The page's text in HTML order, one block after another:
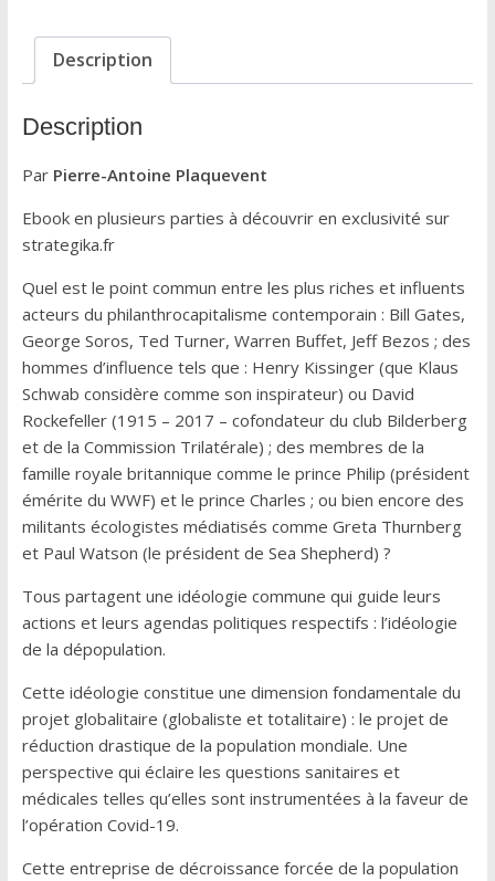
globalistes
Description
Description
Par Pierre-Antoine Plaquevent
Ebook en plusieurs parties à découvrir en exclusivité sur
strategika.fr
Quel est le point commun entre les plus riches et influents
acteurs du philanthrocapitalisme contemporain : Bill Gates,
George Soros, Ted Turner, Warren Buffet, Jeff Bezos ; des
hommes d’influence tels que : Henry Kissinger (que Klaus
Schwab considère comme son inspirateur) ou David
Rockefeller (1915 – 2017 – cofondateur du club Bilderberg
et de la Commission Trilatérale) ; des membres de la
famille royale britannique comme le prince Philip (président
émérite du WWF) et le prince Charles ; ou bien encore des
militants écologistes médiatisés comme Greta Thurnberg
et Paul Watson (le président de Sea Shepherd) ?
Tous partagent une idéologie commune qui guide leurs
actions et leurs agendas politiques respectifs : l’idéologie
de la dépopulation.
Cette idéologie constitue une dimension fondamentale du
projet globalitaire (globaliste et totalitaire) : le projet de
réduction drastique de la population mondiale. Une
perspective qui éclaire les questions sanitaires et
médicales telles qu’elles sont instrumentées à la faveur de
l’opération Covid-19.
Cette entreprise de décroissance forcée de la population